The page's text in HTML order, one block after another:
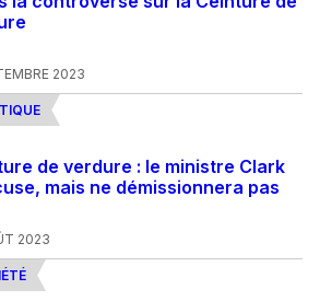
2023
de verdure : le ministre Clark
mais ne démissionnera pas
2023